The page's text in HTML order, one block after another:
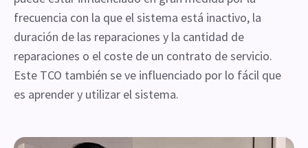
frecuencia con la que el sistema está inactivo, la
duración de las reparaciones y la cantidad de
reparaciones o el coste de un contrato de servicio.
Este TCO también se ve influenciado por lo fácil que
es aprender y utilizar el sistema.